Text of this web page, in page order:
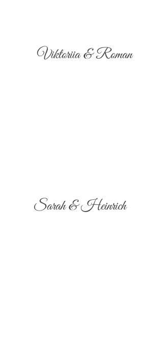
Viktoriia & Roman
Sarah & Heinrich